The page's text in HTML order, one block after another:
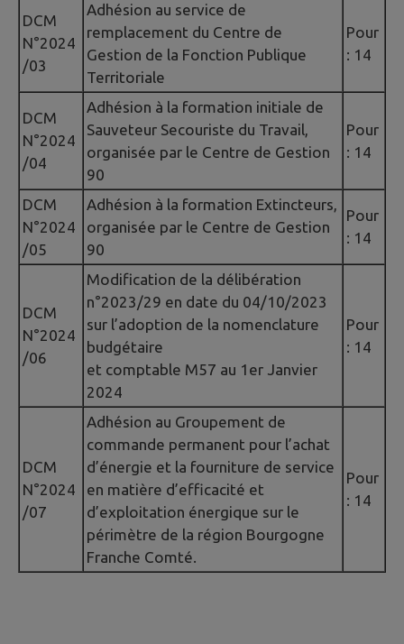
DCM
N°2024
/03
Adhésion au service de
remplacement du Centre de
Gestion de la Fonction Publique
Territoriale
Pour
: 14
DCM
N°2024
/04
Adhésion à la formation initiale de
Sauveteur Secouriste du Travail,
organisée par le Centre de Gestion
90
Pour
: 14
DCM
N°2024
/05
Adhésion à la formation Extincteurs,
organisée par le Centre de Gestion
90
Pour
: 14
DCM
N°2024
/06
Modification de la délibération
n°2023/29 en date du 04/10/2023
sur l’adoption de la nomenclature
budgétaire
et comptable M57 au 1er Janvier
2024
Pour
: 14
DCM
N°2024
/07
Adhésion au Groupement de
commande permanent pour l’achat
d’énergie et la fourniture de service
en matière d’efficacité et
d’exploitation énergique sur le
périmètre de la région Bourgogne
Franche Comté.
Pour
: 14